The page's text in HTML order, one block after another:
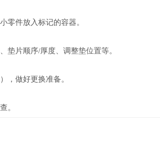
零件放入标记的容器。
垫片顺序/厚度、调整垫位置等。
，做好更换准备。
。